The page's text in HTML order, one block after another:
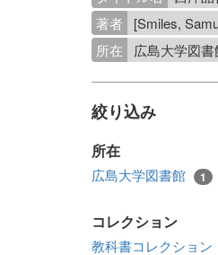
著者
[Smiles,
所在
広島大学図書
絞り込み
所在
広島大学図書館 1
コレクション
教科書コレクション